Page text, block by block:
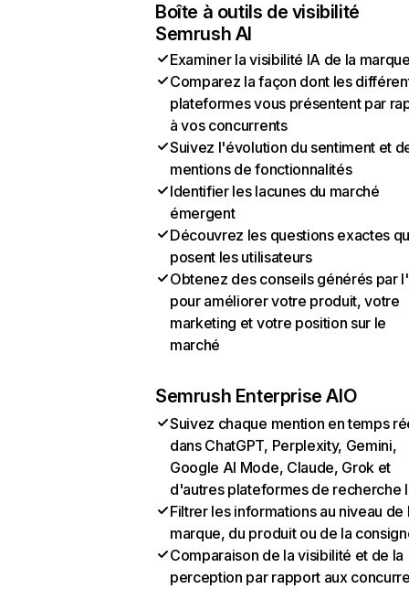
Boîte à outils de visibilité
Semrush AI
Examiner la visibilité IA de la
Comparez la façon dont les
plateformes vous présentent par
à vos concurrents
Suivez l'évolution du sentiment et
mentions de fonctionnalités
Identifier les lacunes du marché
émergent
Découvrez les questions exactes
posent les utilisateurs
Obtenez des conseils générés par
pour améliorer votre produit, votre
marketing et votre position sur le
marché
Semrush Enterprise AIO
Suivez chaque mention en temps
dans ChatGPT, Perplexity, Gemini,
Google AI Mode, Claude, Grok et
d'autres plateformes de recherche
Filtrer les informations au niveau de
marque, du produit ou de la
Comparaison de la visibilité et de la
perception par rapport aux